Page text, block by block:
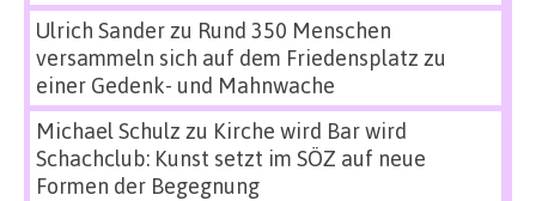
Ulrich Sanderzu Rund 350 Menschen
versammeln sich auf dem Friedensplatz zu
einer Gedenk- und Mahnwache
Michael Schulz zu Kirche wird Bar wird
Schachclub: Kunst setzt im SÖZ auf neue
Formen der Begegnung